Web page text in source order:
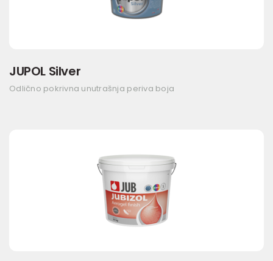
JUPOL Silver
Odlično pokrivna unutrašnja periva boja